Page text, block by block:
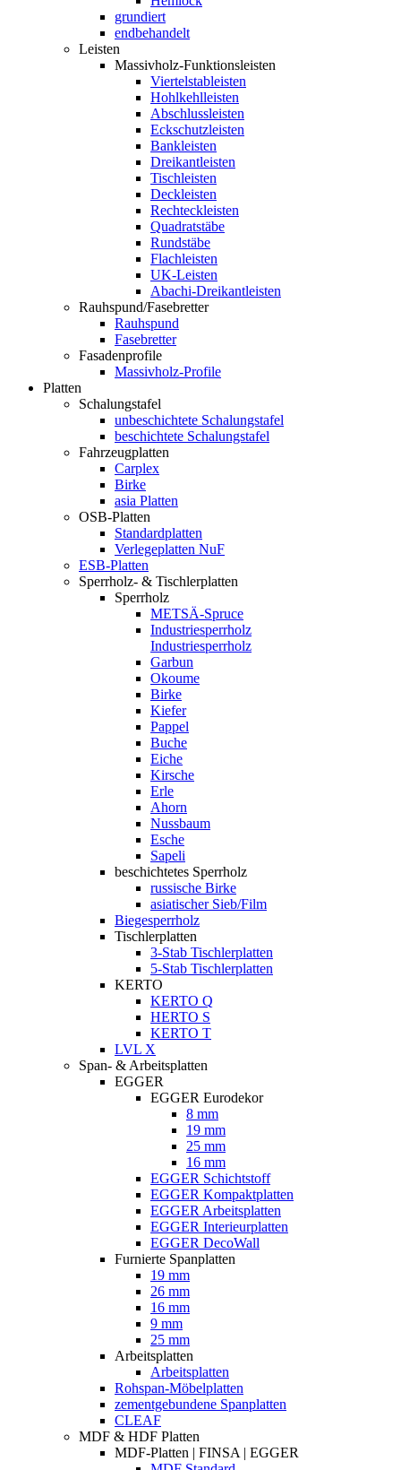
grundiert
endbehandelt
Leisten
Massivholz-Funktionsleisten
Viertelstableisten
Hohlkehlleisten
Abschlussleisten
Eckschutzleisten
Bankleisten
Dreikantleisten
Tischleisten
Deckleisten
Rechteckleisten
Quadratstäbe
Rundstäbe
Flachleisten
UK-Leisten
Abachi-Dreikantleisten
Rauhspund/Fasebretter
Rauhspund
Fasebretter
Fasadenprofile
Massivholz-Profile
Platten
Schalungstafel
unbeschichtete Schalungstafel
beschichtete Schalungstafel
Fahrzeugplatten
Carplex
Birke
asia Platten
OSB-Platten
Standardplatten
Verlegeplatten NuF
ESB-Platten
Sperrholz- & Tischlerplatten
Sperrholz
METSÄ-Spruce
Industriesperrholz
Industriesperrholz
Garbun
Okoume
Birke
Kiefer
Pappel
Buche
Eiche
Kirsche
Erle
Ahorn
Nussbaum
Esche
Sapeli
beschichtetes Sperrholz
russische Birke
asiatischer Sieb/Film
Biegesperrholz
Tischlerplatten
3-Stab Tischlerplatten
5-Stab Tischlerplatten
KERTO
KERTO Q
HERTO S
KERTO T
LVL X
Span- & Arbeitsplatten
EGGER
EGGER Eurodekor
8 mm
19 mm
25 mm
16 mm
EGGER Schichtstoff
EGGER Kompaktplatten
EGGER Arbeitsplatten
EGGER Interieurplatten
EGGER DecoWall
Furnierte Spanplatten
19 mm
26 mm
16 mm
9 mm
25 mm
Arbeitsplatten
Arbeitsplatten
Rohspan-Möbelplatten
zementgebundene Spanplatten
CLEAF
MDF & HDF Platten
MDF-Platten | FINSA | EGGER